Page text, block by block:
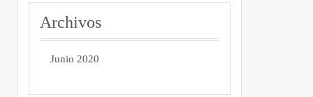
Archivos
Junio 2020